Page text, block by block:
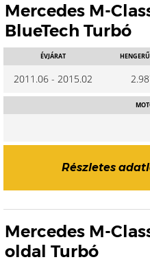
Mercedes M-
BlueTech Turbó
ÉVJÁRAT
2011.06 - 2015.02
Részletes
Mercedes M-
oldal Turbó